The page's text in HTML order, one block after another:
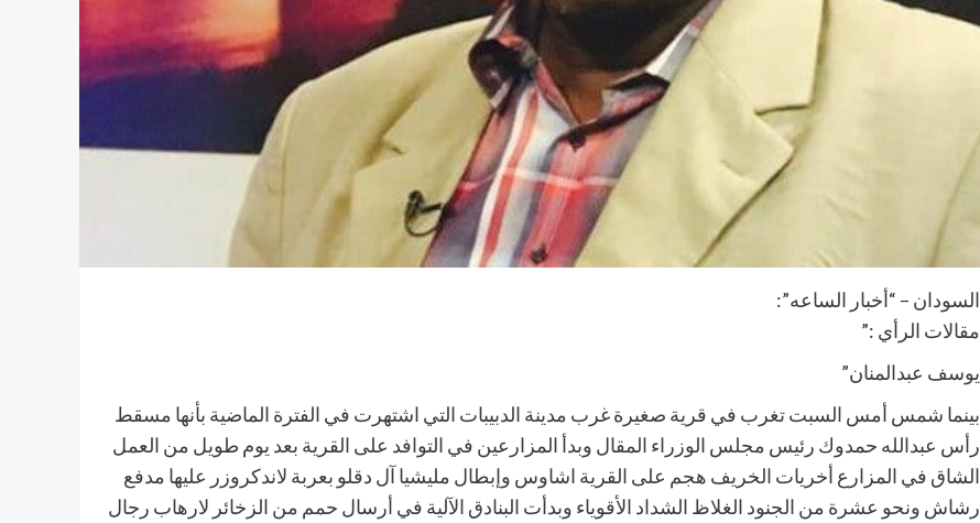
السودان – “أخبار الساعه”:
مقالات الرأي :”
يوسف عبدالمنان”
بينما شمس أمس السبت تغرب في قرية صغيرة غرب مدينة الدبيبات التي اشتهرت في الفترة الماضية بأنها مسقط
رأس عبدالله حمدوك رئيس مجلس الوزراء المقال وبدأ المزارعين في التوافد على القرية بعد يوم طويل من العمل
الشاق في المزارع أخريات الخريف هجم على القرية اشاوس وإبطال مليشيا آل دقلو بعربة لاندكروزر عليها مدفع
رشاش ونحو عشرة من الجنود الغلاظ الشداد الأقوياء وبدأت البنادق الآلية في أرسال حمم من الزخائر لارهاب رجال